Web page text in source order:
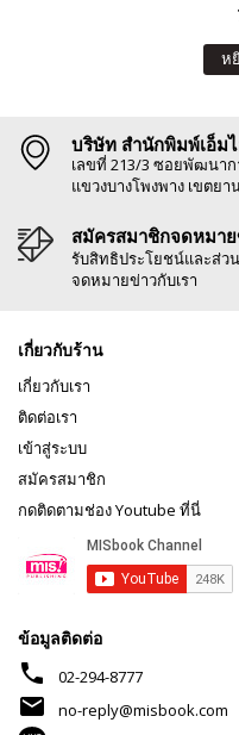
ห
บริษัท สำนักพิมพ์เอ็ม
เลขที่ 213/3 ซอยพัฒนาก
แขวงบางโพงพาง เขตยา
สมัครสมาชิกจดหมา
รับสิทธิประโยชน์และส่ว
จดหมายข่าวกับเรา
เกี่ยวกับร้าน
เกี่ยวกับเรา
ติดต่อเรา
เข้าสู่ระบบ
สมัครสมาชิก
กดติดตามช่อง Youtube ที่นี่
ข้อมูลติดต่อ
phone 02-294-8777
mail
no-reply@misbook.com